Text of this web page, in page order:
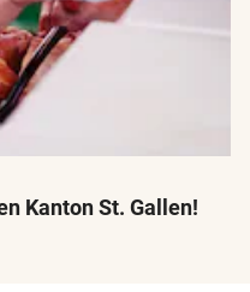
Kanton St. Gallen!